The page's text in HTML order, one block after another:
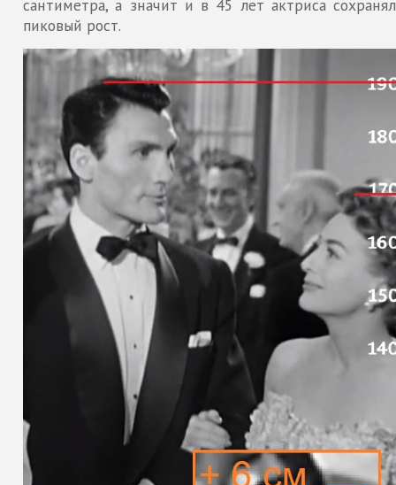
сантиметра, а значит и в 45 лет актриса
пиковый рост.